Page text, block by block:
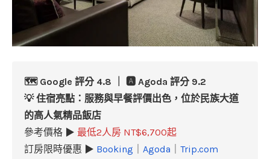
🗺️ Google 評分 4.8 ｜ 🅰️ Agoda 評分 9.2
💡 住宿亮點：服務與早餐評價出色，位於民族大道
的高人氣精品飯店
參考價格 ▶ 最低2人房 NT$6,700起
訂房限時優惠 ▶ Booking Agoda Trip.com